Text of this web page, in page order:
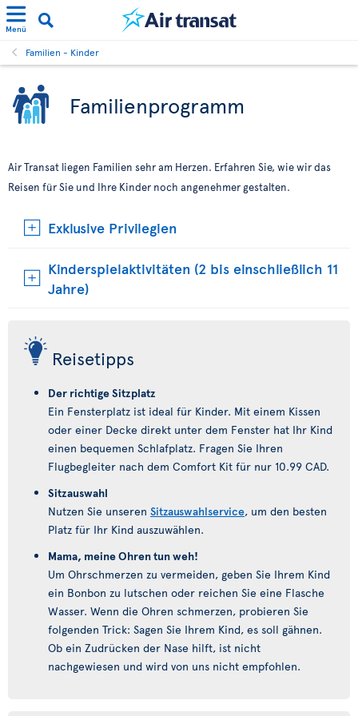
Menü
Familien - Kinder
Familienprogramm
Air Transat liegen Familien sehr am Herzen. Erfahren Sie, wie wir das
Reisen für Sie und Ihre Kinder noch angenehmer gestalten.
Exklusive Privilegien
Kinderspielaktivitäten (2 bis einschließlich 11
Jahre)
Reisetipps
Der richtige Sitzplatz
Ein Fensterplatz ist ideal für Kinder. Mit einem Kissen
oder einer Decke direkt unter dem Fenster hat Ihr Kind
einen bequemen Schlafplatz. Fragen Sie Ihren
Flugbegleiter nach dem Comfort Kit für nur 10.99 CAD.
Sitzauswahl
Nutzen Sie unseren Sitzauswahlservice, um den besten
Platz für Ihr Kind auszuwählen.
Mama, meine Ohren tun weh!
Um Ohrschmerzen zu vermeiden, geben Sie Ihrem Kind
ein Bonbon zu lutschen oder reichen Sie eine Flasche
Wasser. Wenn die Ohren schmerzen, probieren Sie
folgenden Trick: Sagen Sie Ihrem Kind, es soll gähnen.
Ob ein Zudrücken der Nase hilft, ist nicht
nachgewiesen und wird von uns nicht empfohlen.